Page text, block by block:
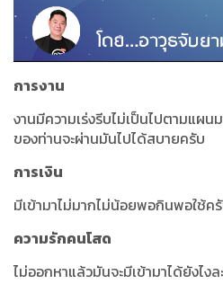
การงาน
งานมีความเร่งรีบไม่เป็นไปตามแผ
ของท่านจะผ่านมันไปได้สบายครับ
การเงิน
มีเข้ามาไม่มากไม่น้อยพอกินพอใช้ค
ความรักคนโสด
ไม่ออกหาแล้วมันจะมีเข้ามาได้ยังไง